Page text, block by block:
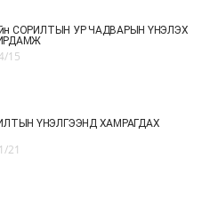
СОРИЛТЫН УР ЧАДВАРЫН ҮНЭЛЭХ
15
ҮНЭЛГЭЭНД ХАМРАГДАХ
21